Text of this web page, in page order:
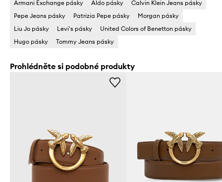
Armani Exchange pásky
Aldo pásky
Calvin Klein Jeans pásky
Pepe Jeans pásky
Patrizia Pepe pásky
Morgan pásky
Liu Jo pásky
Levi's pásky
United Colors of Benetton pásky
Hugo pásky
Tommy Jeans pásky
Prohlédněte si podobné produkty